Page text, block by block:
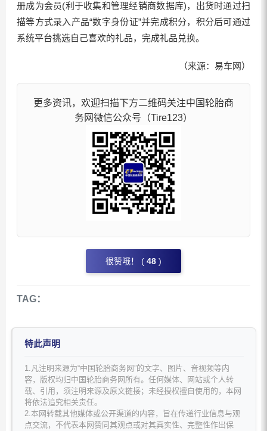
册成为会员(利于收集和管理经销商数据库)，出货时通过扫
描等方式录入产品“数字身份证”并完成积分，积分后可通过
系统平台挑选自己喜欢的礼品，完成礼品兑换。
（来源：易车网）
更多资讯，欢迎扫描下方二维码关注中国轮胎商
务网微信公众号（Tire123）
很赞哦！ ( 48 )
TAG：
特此声明
1.凡注明来源为“中国轮胎商务网”的文字、图片、音视频等内
容，版权均归中国轮胎商务网所有。任何媒体、网站或个人转
载、引用，须注明来源及原文链接；未经授权擅自使用的，本网
将依法追究相关责任。
2.本网转载其他媒体或公开渠道的内容，旨在传递行业信息与观
点交流，不代表本网赞同其观点或对其真实性、完整性作出保